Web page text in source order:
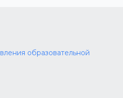
образовательной